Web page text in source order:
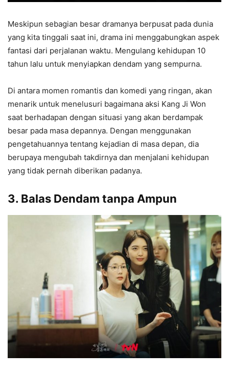
Meskipun sebagian besar dramanya berpusat pada dunia
yang kita tinggali saat ini, drama ini menggabungkan aspek
fantasi dari perjalanan waktu. Mengulang kehidupan 10
tahun lalu untuk menyiapkan dendam yang sempurna.
Di antara momen romantis dan komedi yang ringan, akan
menarik untuk menelusuri bagaimana aksi Kang Ji Won
saat berhadapan dengan situasi yang akan berdampak
besar pada masa depannya. Dengan menggunakan
pengetahuannya tentang kejadian di masa depan, dia
berupaya mengubah takdirnya dan menjalani kehidupan
yang tidak pernah diberikan padanya.
3. Balas Dendam tanpa Ampun